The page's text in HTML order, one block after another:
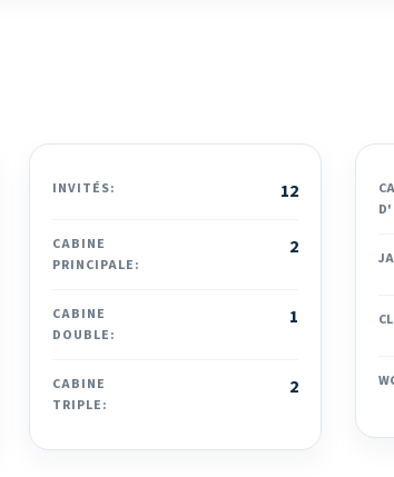
INVITÉS: 12
CABINE
PRINCIPALE:
2
CABINE
DOUBLE:
1
CABINE
TRIPLE:
2